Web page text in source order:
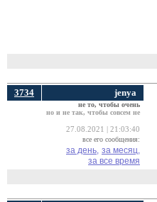
3734 jenya
не то, чтобы очень
но и не так, чтобы совсем не
27.08.2021 | 21:03:40
все его сообщения:
за день, за месяц,
за все время